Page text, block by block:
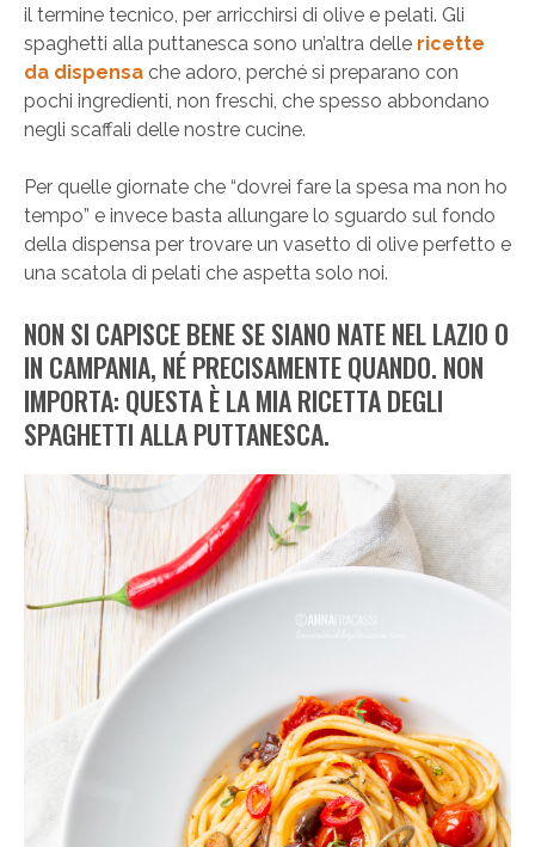
il termine tecnico, per arricchirsi di olive e pelati. Gli
spaghetti alla puttanesca sono un’altra delle ricette
da dispensa che adoro, perché si preparano con
pochi ingredienti, non freschi, che spesso abbondano
negli scaffali delle nostre cucine.
Per quelle giornate che “dovrei fare la spesa ma non ho
tempo” e invece basta allungare lo sguardo sul fondo
della dispensa per trovare un vasetto di olive perfetto e
una scatola di pelati che aspetta solo noi.
NON SI CAPISCE BENE SE SIANO NATE NEL LAZIO O
IN CAMPANIA, NÉ PRECISAMENTE QUANDO. NON
IMPORTA: QUESTA È LA MIA RICETTA DEGLI
SPAGHETTI ALLA PUTTANESCA.